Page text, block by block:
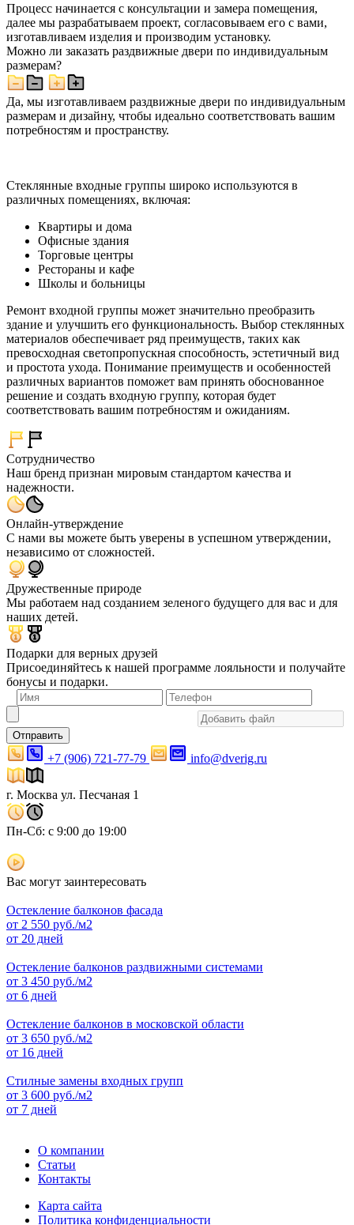
Процесс начинается с консультации и замера помещения,
далее мы разрабатываем проект, согласовываем его с вами,
изготавливаем изделия и производим установку.
Можно ли заказать раздвижные двери по индивидуальным
размерам?
Да, мы изготавливаем раздвижные двери по индивидуальным
размерам и дизайну, чтобы идеально соответствовать вашим
потребностям и пространству.
Стеклянные входные группы широко используются в
различных помещениях, включая:
Квартиры и дома
Офисные здания
Торговые центры
Рестораны и кафе
Школы и больницы
Ремонт входной группы может значительно преобразить
здание и улучшить его функциональность. Выбор стеклянных
материалов обеспечивает ряд преимуществ, таких как
превосходная светопропускная способность, эстетичный вид
и простота ухода. Понимание преимуществ и особенностей
различных вариантов поможет вам принять обоснованное
решение и создать входную группу, которая будет
соответствовать вашим потребностям и ожиданиям.
Сотрудничество
Наш бренд признан мировым стандартом качества и
надежности.
Онлайн-утверждение
С нами вы можете быть уверены в успешном утверждении,
независимо от сложностей.
Дружественные природе
Мы работаем над созданием зеленого будущего для вас и для
наших детей.
Подарки для верных друзей
Присоединяйтесь к нашей программе лояльности и получайте
бонусы и подарки.
Отправить
+7 (906) 721-77-79 info@dverig.ru
г. Москва ул. Песчаная 1
Пн-Сб: с 9:00 до 19:00
Вас могут заинтересовать
Остекление балконов фасада
от 2 550 руб./м2
от 20 дней
Остекление балконов раздвижными системами
от 3 450 руб./м2
от 6 дней
Остекление балконов в московской области
от 3 650 руб./м2
от 16 дней
Стилные замены входных групп
от 3 600 руб./м2
от 7 дней
О компании
Статьи
Контакты
Карта сайта
Политика конфиденциальности